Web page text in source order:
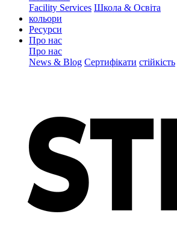
Facility Services Школа & Освіта
кольори
Ресурси
Про нас
Про нас
News & Blog Сертифікати стійкість